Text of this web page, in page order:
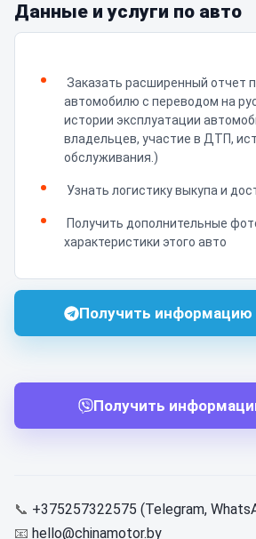
Данные и услуги по авто
Заказать расширенный отчет
автомобилю с переводом на
истории эксплуатации
владельцев, участие в ДТП,
обслуживания.)
Узнать логистику выкупа и
Получить дополнительные
характеристики этого авто
Получить информацию
Получить
📞 +375257322575 (Telegram,
📧 hello@chinamotor.by